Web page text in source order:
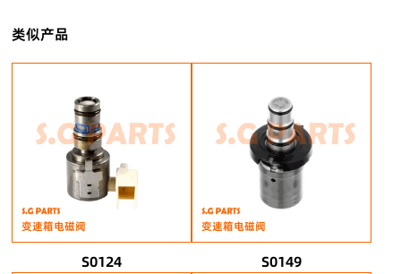
类似产品
变速箱电磁阀
S0124
变速箱电磁阀
S0149